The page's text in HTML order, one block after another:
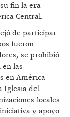
fin la era
Central.
de participar
fueron
se prohibió
las
en América
Iglesia del
locales
y apoyo